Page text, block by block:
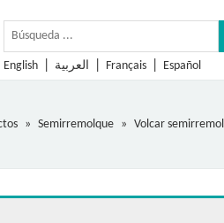
English العربية Français Español
» Semirremolque » Volcar